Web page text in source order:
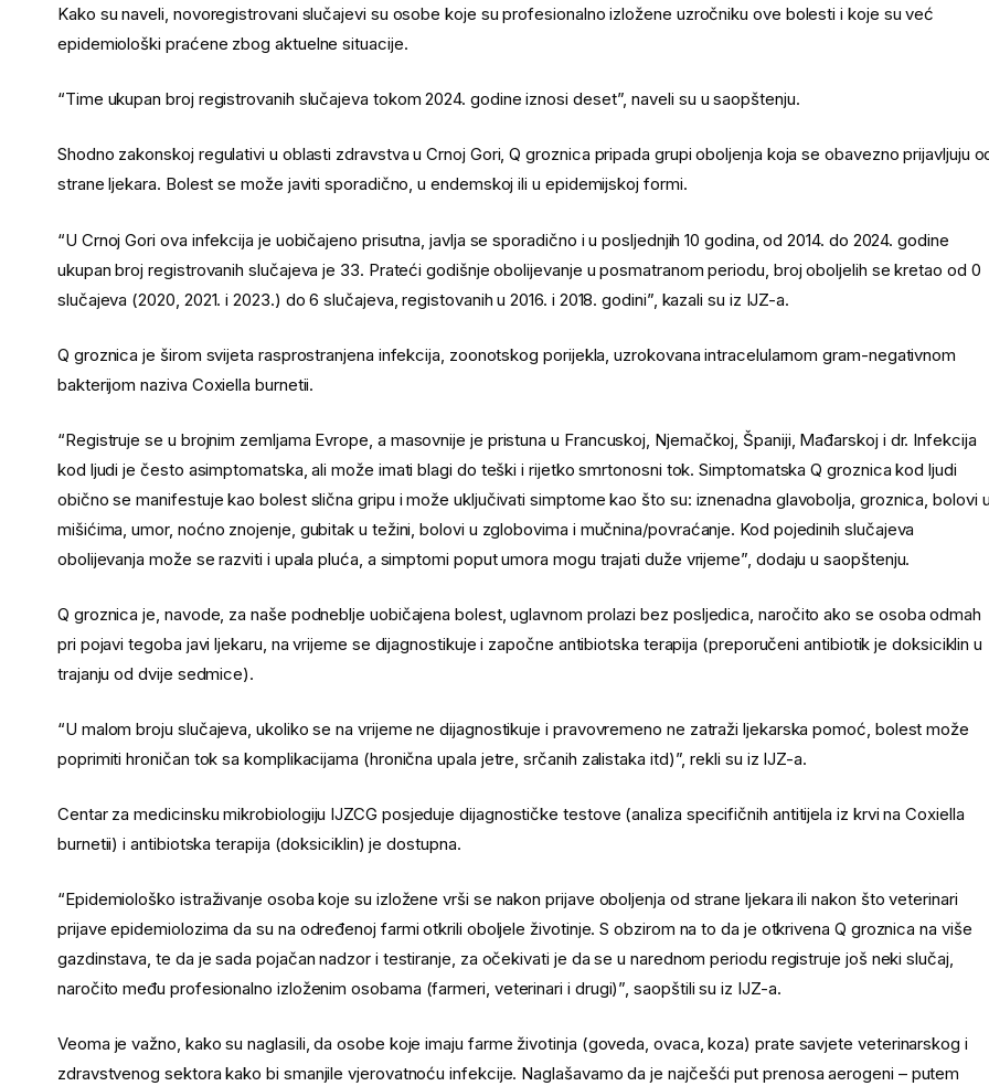
Kako su naveli, novoregistrovani slučajevi su osobe koje su profesionalno izložene uzročniku ove bolesti i koje su već
epidemiološki praćene zbog aktuelne situacije.
“Time ukupan broj registrovanih slučajeva tokom 2024. godine iznosi deset”, naveli su u saopštenju.
Shodno zakonskoj regulativi u oblasti zdravstva u Crnoj Gori, Q groznica pripada grupi oboljenja koja se obavezno prijavljuju
strane ljekara. Bolest se može javiti sporadično, u endemskoj ili u epidemijskoj formi.
“U Crnoj Gori ova infekcija je uobičajeno prisutna, javlja se sporadično i u posljednjih 10 godina, od 2014. do 2024. godine
ukupan broj registrovanih slučajeva je 33. Prateći godišnje obolijevanje u posmatranom periodu, broj oboljelih se kretao od 0
slučajeva (2020, 2021. i 2023.) do 6 slučajeva, registovanih u 2016. i 2018. godini”, kazali su iz IJZ-a.
Q groznica je širom svijeta rasprostranjena infekcija, zoonotskog porijekla, uzrokovana intracelularnom gram-negativnom
bakterijom naziva Coxiella burnetii.
“Registruje se u brojnim zemljama Evrope, a masovnije je pristuna u Francuskoj, Njemačkoj, Španiji, Mađarskoj i dr. Infekcija
kod ljudi je često asimptomatska, ali može imati blagi do teški i rijetko smrtonosni tok. Simptomatska Q groznica kod ljudi
obično se manifestuje kao bolest slična gripu i može uključivati simptome kao što su: iznenadna glavobolja, groznica, bolovi u
mišićima, umor, noćno znojenje, gubitak u težini, bolovi u zglobovima i mučnina/povraćanje. Kod pojedinih slučajeva
obolijevanja može se razviti i upala pluća, a simptomi poput umora mogu trajati duže vrijeme”, dodaju u saopštenju.
Q groznica je, navode, za naše podneblje uobičajena bolest, uglavnom prolazi bez posljedica, naročito ako se osoba odmah
pri pojavi tegoba javi ljekaru, na vrijeme se dijagnostikuje i započne antibiotska terapija (preporučeni antibiotik je doksiciklin u
trajanju od dvije sedmice).
“U malom broju slučajeva, ukoliko se na vrijeme ne dijagnostikuje i pravovremeno ne zatraži ljekarska pomoć, bolest može
poprimiti hroničan tok sa komplikacijama (hronična upala jetre, srčanih zalistaka itd)”, rekli su iz IJZ-a.
Centar za medicinsku mikrobiologiju IJZCG posjeduje dijagnostičke testove (analiza specifičnih antitijela iz krvi na Coxiella
burnetii) i antibiotska terapija (doksiciklin) je dostupna.
“Epidemiološko istraživanje osoba koje su izložene vrši se nakon prijave oboljenja od strane ljekara ili nakon što veterinari
prijave epidemiolozima da su na određenoj farmi otkrili oboljele životinje. S obzirom na to da je otkrivena Q groznica na više
gazdinstava, te da je sada pojačan nadzor i testiranje, za očekivati je da se u narednom periodu registruje još neki slučaj,
naročito među profesionalno izloženim osobama (farmeri, veterinari i drugi)”, saopštili su iz IJZ-a.
Veoma je važno, kako su naglasili, da osobe koje imaju farme životinja (goveda, ovaca, koza) prate savjete veterinarskog i
zdravstvenog sektora kako bi smanjile vjerovatnoću infekcije. Naglašavamo da je najčešći put prenosa aerogeni – putem